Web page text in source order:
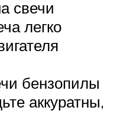
свечи
легко
бензопилы
аккуратны,